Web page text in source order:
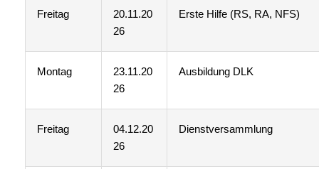
Freitag
20.11.20
26
Erste Hilfe (RS, RA, NFS)
Montag
23.11.20
26
Ausbildung DLK
Freitag
04.12.20
26
Dienstversammlung